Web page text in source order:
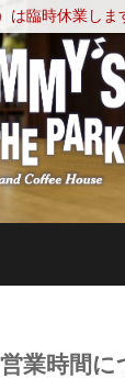
業時間に
は臨時休業しま